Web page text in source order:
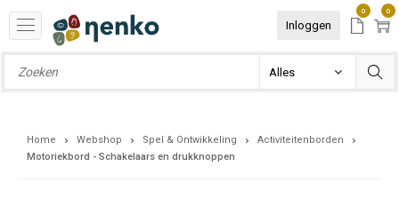
Inloggen
0 0
Home Webshop Spel & Ontwikkeling
Activiteitenborden
Motoriekbord - Schakelaars en drukknoppen